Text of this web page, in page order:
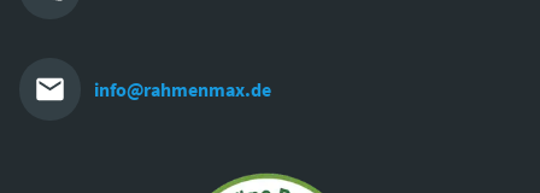
info@rahmenmax.de